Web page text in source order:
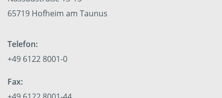
65719 Hofheim am Taunus
Telefon:
+49 6122 8001-0
Fax: